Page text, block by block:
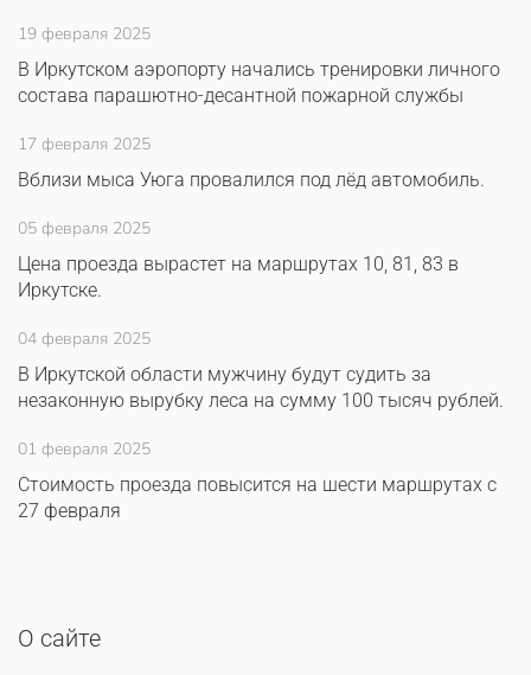
19 февраля 2025
В Иркутском аэропорту начались тренировки личного
состава парашютно-десантной пожарной службы
17 февраля 2025
Вблизи мыса Уюга провалился под лёд автомобиль.
05 февраля 2025
Цена проезда вырастет на маршрутах 10, 81, 83 в
Иркутске.
04 февраля 2025
В Иркутской области мужчину будут судить за
незаконную вырубку леса на сумму 100 тысяч рублей.
01 февраля 2025
Стоимость проезда повысится на шести маршрутах с
27 февраля
О сайте